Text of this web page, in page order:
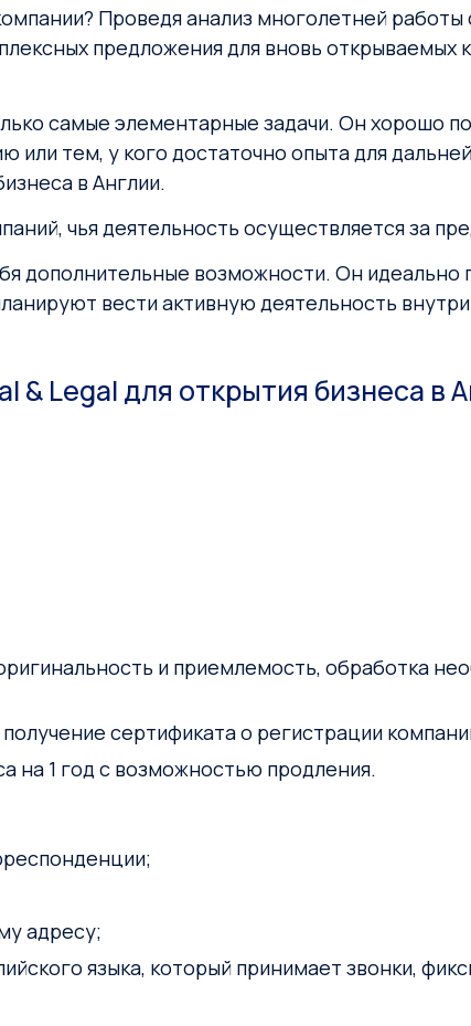
Проведя анализ многолетней
предложения для вновь открываемых
самые элементарные задачи. Он хорошо
тем, у кого достаточно опыта для
в Англии.
чья деятельность осуществляется за
дополнительные возможности. Он идеально
вести активную деятельность
& Legal для открытия бизнеса в
и приемлемость, обработка
сертификата о регистрации
на 1 год с возможностью продления.
адресу;
языка, который принимает звонки,